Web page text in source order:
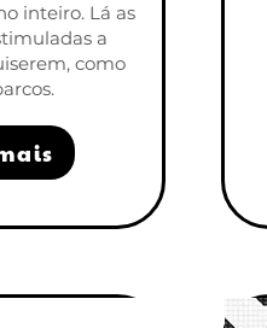
inteiro. Lá as
a
como